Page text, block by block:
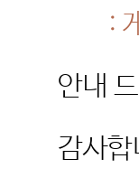
:
안내
감사